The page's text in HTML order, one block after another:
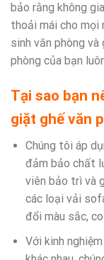
bảo rằng không
thoải mái cho mọi
sinh văn phòng
phòng của bạn
Tại sao bạn
giặt ghế văn
Chúng tôi áp
đảm bảo chất
viên bảo trì và
các loại vải
đổi màu sắc,
Với kinh